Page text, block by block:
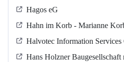
Hagos eG
Hahn im Korb - Marianne
Halvotec Information Services
Hans Holzner Baugesellschaft